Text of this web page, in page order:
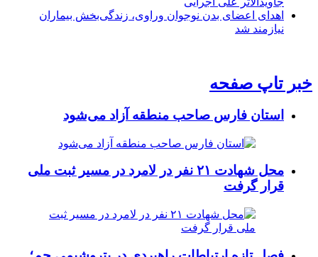
اهدای اعضای بدن نوجوان وراوی، زندگی‌بخش بیماران
نیازمند شد
خبر تاپ صفحه
استان فارس صاحب منطقه آزاد می‌شود
محل شهادت ۲۱ نفر در لامرد در مسیر ثبت ملی
قرار گرفت